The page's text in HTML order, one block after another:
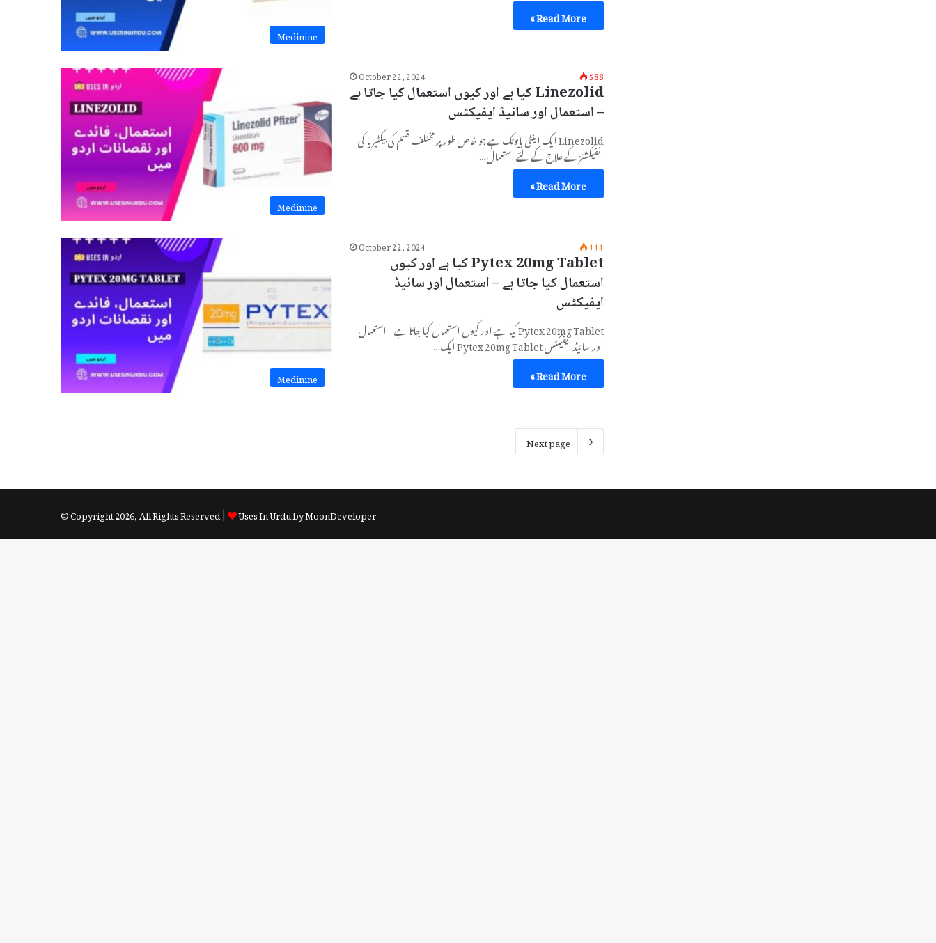
Medinine
Read More »
Medinine
October 22, 2024 588
Linezolid کیا ہے اور کیوں استعمال کیا جاتا ہے
– استعمال اور سائیڈ ایفیکٹس
Linezolid ایک اینٹی بایوٹک ہے جو خاص طور پر مختلف قسم کی بیکٹیریا کی
انفیکشنز کے علاج کے لئے استعمال…
Read More »
Medinine
October 22, 2024 111
Pytex 20mg Tablet کیا ہے اور کیوں
استعمال کیا جاتا ہے – استعمال اور سائیڈ
ایفیکٹس
Pytex 20mg Tablet کیا ہے اور کیوں استعمال کیا جاتا ہے – استعمال
اور سائیڈ ایفیکٹس Pytex 20mg Tablet ایک…
Read More »
Next page
© Copyright 2026, All Rights Reserved | Uses In Urdu by MoonDeveloper